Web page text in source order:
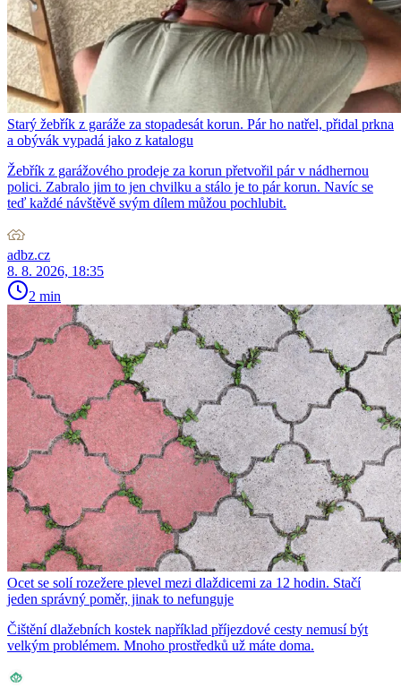
Starý žebřík z garáže za stopadesát korun. Pár ho natřel, přidal prkna
a obývák vypadá jako z katalogu
Žebřík z garážového prodeje za korun přetvořil pár v nádhernou
polici. Zabralo jim to jen chvilku a stálo je to pár korun. Navíc se
teď každé návštěvě svým dílem můžou pochlubit.
adbz.cz
8. 8. 2026, 18:35
2 min
Ocet se solí rozežere plevel mezi dlaždicemi za 12 hodin. Stačí
jeden správný poměr, jinak to nefunguje
Čištění dlažebních kostek například příjezdové cesty nemusí být
velkým problémem. Mnoho prostředků už máte doma.